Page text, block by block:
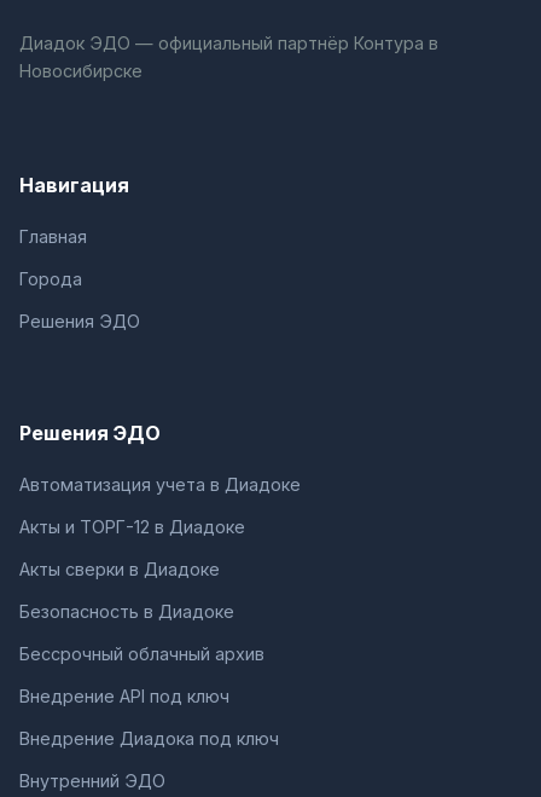
Диадок ЭДО — официальный партнёр Контура в
Новосибирске
Навигация
Главная
Города
Решения ЭДО
Решения ЭДО
Автоматизация учета в Диадоке
Акты и ТОРГ-12 в Диадоке
Акты сверки в Диадоке
Безопасность в Диадоке
Бессрочный облачный архив
Внедрение API под ключ
Внедрение Диадока под ключ
Внутренний ЭДО